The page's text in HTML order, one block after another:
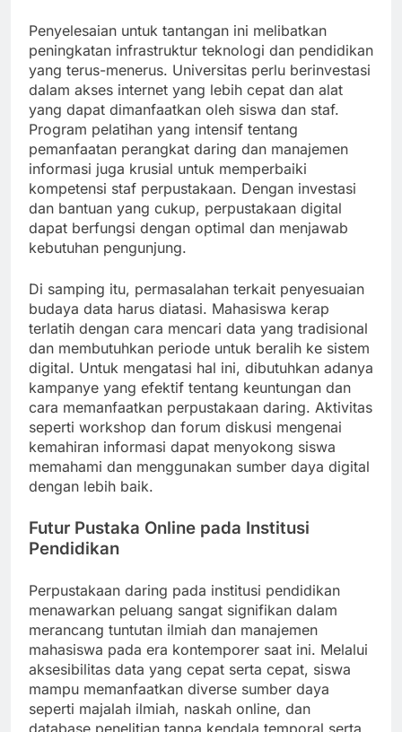
Penyelesaian untuk tantangan ini melibatkan
peningkatan infrastruktur teknologi dan pendidikan
yang terus-menerus. Universitas perlu berinvestasi
dalam akses internet yang lebih cepat dan alat
yang dapat dimanfaatkan oleh siswa dan staf.
Program pelatihan yang intensif tentang
pemanfaatan perangkat daring dan manajemen
informasi juga krusial untuk memperbaiki
kompetensi staf perpustakaan. Dengan investasi
dan bantuan yang cukup, perpustakaan digital
dapat berfungsi dengan optimal dan menjawab
kebutuhan pengunjung.
Di samping itu, permasalahan terkait penyesuaian
budaya data harus diatasi. Mahasiswa kerap
terlatih dengan cara mencari data yang tradisional
dan membutuhkan periode untuk beralih ke sistem
digital. Untuk mengatasi hal ini, dibutuhkan adanya
kampanye yang efektif tentang keuntungan dan
cara memanfaatkan perpustakaan daring. Aktivitas
seperti workshop dan forum diskusi mengenai
kemahiran informasi dapat menyokong siswa
memahami dan menggunakan sumber daya digital
dengan lebih baik.
Futur Pustaka Online pada Institusi
Pendidikan
Perpustakaan daring pada institusi pendidikan
menawarkan peluang sangat signifikan dalam
merancang tuntutan ilmiah dan manajemen
mahasiswa pada era kontemporer saat ini. Melalui
aksesibilitas data yang cepat serta cepat, siswa
mampu memanfaatkan diverse sumber daya
seperti majalah ilmiah, naskah online, dan